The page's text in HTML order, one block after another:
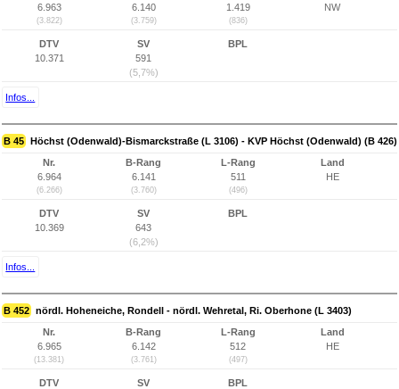
6.963
(3.822)
6.140
(3.759)
1.419
(836)
NW
DTV
10.371
SV
591
(5,7%)
BPL
Infos...
B 45 Höchst (Odenwald)-Bismarckstraße (L 3106) - KVP Höchst (Odenwald) (B 426)
Nr.
6.964
(6.266)
B-Rang
6.141
(3.760)
L-Rang
511
(496)
Land
HE
DTV
10.369
SV
643
(6,2%)
BPL
Infos...
B 452 nördl. Hoheneiche, Rondell - nördl. Wehretal, Ri. Oberhone (L 3403)
Nr.
6.965
(13.381)
B-Rang
6.142
(3.761)
L-Rang
512
(497)
Land
HE
DTV
SV
BPL